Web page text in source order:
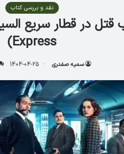
نقد و بررسی کتاب
Express)
سمیه صفدری 1404-04-25